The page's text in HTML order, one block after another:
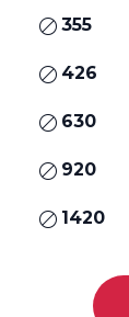
355
426
630
920
1420